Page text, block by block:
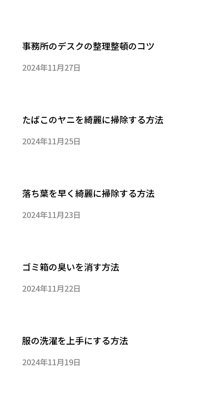
事務所のデスクの整理整頓のコツ
2024年11月27日
たばこのヤニを綺麗に掃除する方法
2024年11月25日
落ち葉を早く綺麗に掃除する方法
2024年11月23日
ゴミ箱の臭いを消す方法
2024年11月22日
服の洗濯を上手にする方法
2024年11月19日